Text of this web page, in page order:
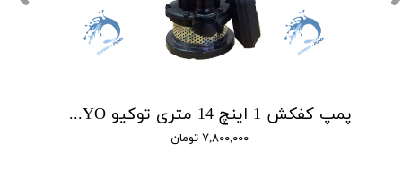
پمپ کفکش 1 اینچ 14 متری توکیو TOKYO مدل QDX1.5-14-0.25F
۷,۸۰۰,۰۰۰ تومان